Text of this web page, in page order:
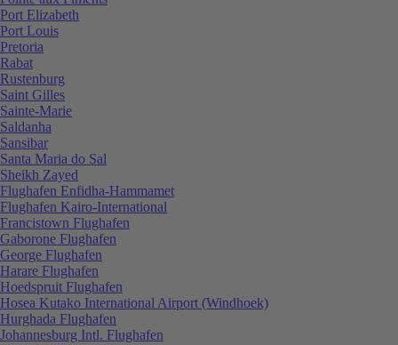
Port Elizabeth
Port Louis
Pretoria
Rabat
Rustenburg
Saint Gilles
Sainte-Marie
Saldanha
Sansibar
Santa Maria do Sal
Sheikh Zayed
Flughafen Enfidha-Hammamet
Flughafen Kairo-International
Francistown Flughafen
Gaborone Flughafen
George Flughafen
Harare Flughafen
Hoedspruit Flughafen
Hosea Kutako International Airport (Windhoek)
Hurghada Flughafen
Johannesburg Intl. Flughafen